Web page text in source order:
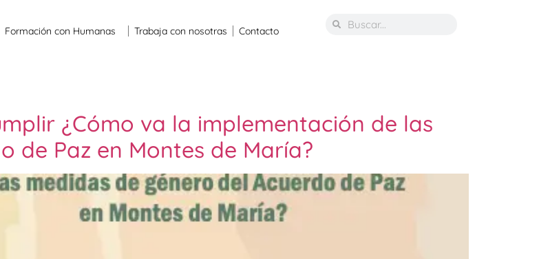
Formación con Humanas Trabaja con nosotras Contacto
¿Cómo va la implementación de las
de Paz en Montes de María?